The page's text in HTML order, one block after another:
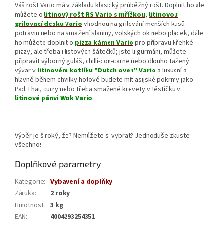
Váš rošt Vario má v základu klasický průběžný rošt. Doplnit ho ale
můžete o litinový rošt RS Vario s mřížkou, litinovou
grilovací desku Variovhodnou na grilování menších kusů
potravin nebo na smažení slaniny, volských ok nebo placek, dále
ho můžete doplnit o pizza kámen Variopro přípravu křehké
pizzy, ale třeba i listových šátečků; jste-li gurmáni, můžete
připravit výborný guláš, chilli-con-carne nebo dlouho tažený
vývar vlitinovém kotlíku "Dutch oven" Vario a luxusní a
hlavně během chvilky hotové budete mít asijské pokrmy jako
Pad Thai, curry nebo třeba smažené krevety v těstíčku v
litinové pánvi Wok Vario.
Výběr je široký, že? Nemůžete si vybrat? Jednoduše zkuste
všechno!
Doplňkové parametry
Kategorie: Vybavení a doplňky
Záruka:
2 roky
Hmotnost: 3 kg
EAN: 4004293254351